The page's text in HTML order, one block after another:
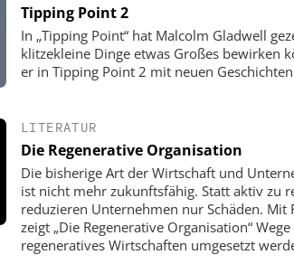
Tipping Point 2
In „Tipping Point“ hat Malcolm Gladwell
klitzekleine Dinge etwas Großes bewirken
er in Tipping Point 2 mit neuen
LITERATUR
Die Regenerative Organisation
Die bisherige Art der Wirtschaft und
ist nicht mehr zukunftsfähig. Statt aktiv zu
reduzieren Unternehmen nur Schäden. Mit
zeigt „Die Regenerative Organisation“
regeneratives Wirtschaften umgesetzt